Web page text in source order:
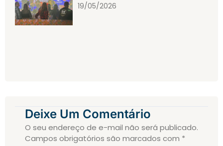
19/05/2026
Deixe Um Comentário
O seu endereço de e-mail não será publicado.
Campos obrigatórios são marcados com *